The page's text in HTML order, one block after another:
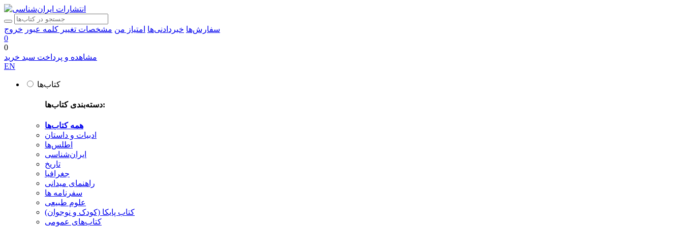
سفارش‌ها خبردادنی‌ها امتیاز من مشخصات تغییر کلمه عبور خروج
0
0
مشاهده و پرداخت سبد خرید
EN
کتاب‌ها
دسته‌بندی کتاب‌ها:
همه کتاب‌ها
ادبیات و داستان
اطلس‌ها
ایران‌شناسی
تاریخ
جغرافیا
راهنمای میدانی
سفرنامه‌ ها
علوم طبیعی
کتاب‌ پایکا (کودک و نوجوان)
کتاب‌های عمومی